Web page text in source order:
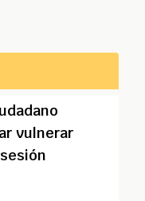
vulnerar